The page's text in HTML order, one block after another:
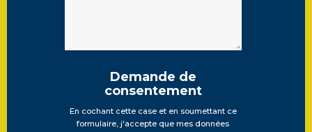
Demande de
consentement
En cochant cette case et en soumettant ce
formulaire, j'accepte que mes données